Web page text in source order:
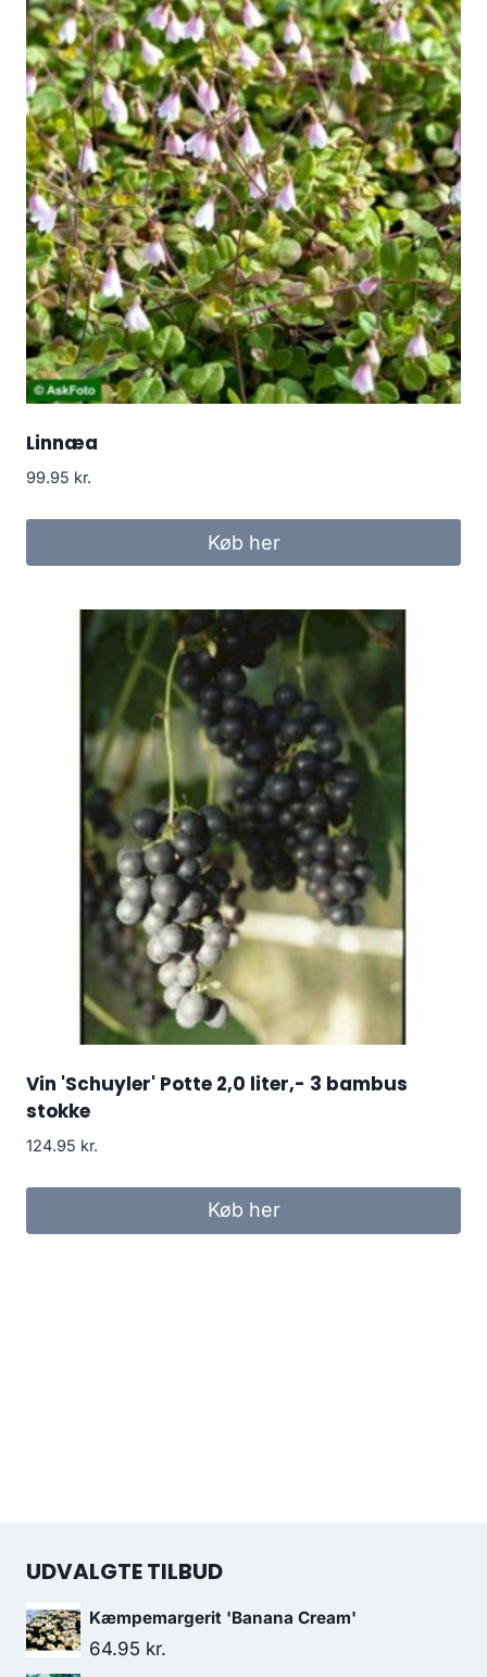
Linnæa
99.95 kr.
Køb her
Vin 'Schuyler' Potte 2,0 liter,- 3 bambus
stokke
124.95 kr.
Køb her
UDVALGTE TILBUD
Kæmpemargerit 'Banana Cream'
64.95 kr.